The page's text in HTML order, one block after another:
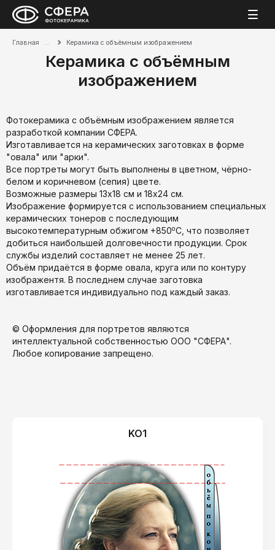
Главная Керамика с объёмным изображением
Керамика с объёмным
изображением
Фотокерамика с объёмным изображением является
разработкой компании СФЕРА.
Изготавливается на керамических заготовках в форме
"овала" или "арки".
Все портреты могут быть выполнены в цветном, чёрно-
белом и коричневом (сепия) цвете.
Возможные размеры 13х18 см и 18х24 см.
Изображение формируется с использованием специальных
керамических тонеров с последующим
высокотемпературным обжигом +850оС, что позволяет
добиться наибольшей долговечности продукции. Срок
службы изделий составляет не менее 25 лет.
Объём придаётся в форме овала, круга или по контуру
изображентя. В последнем случае заготовка
изготавливается индивидуально под каждый заказ.
© Оформления для портретов являются
интеллектуальной собственностью ООО "СФЕРА".
Любое копирование запрещено.
KO1